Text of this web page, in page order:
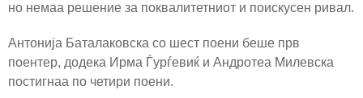
но немаа решение за поквалитетниот и поискусен ривал.
Антонија Баталаковска со шест поени беше прв
поентер, додека Ирма Ѓурѓевиќ и Андротеа Милевска
постигнаа по четири поени.